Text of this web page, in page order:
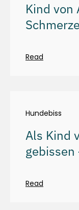
Kind von
Read
Hundebiss
Als Kind
gebissen
Read